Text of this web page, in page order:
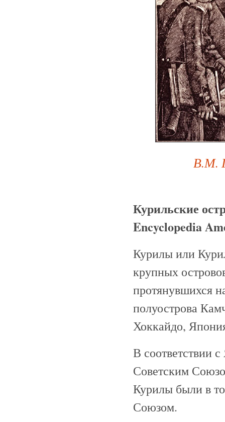
В.М.
Курильские
Encyclopedia
Курилы или
крупных
протянувшихся
полуострова
Хоккайдо,
В соответствии
Советским
Курилы были в
Союзом.